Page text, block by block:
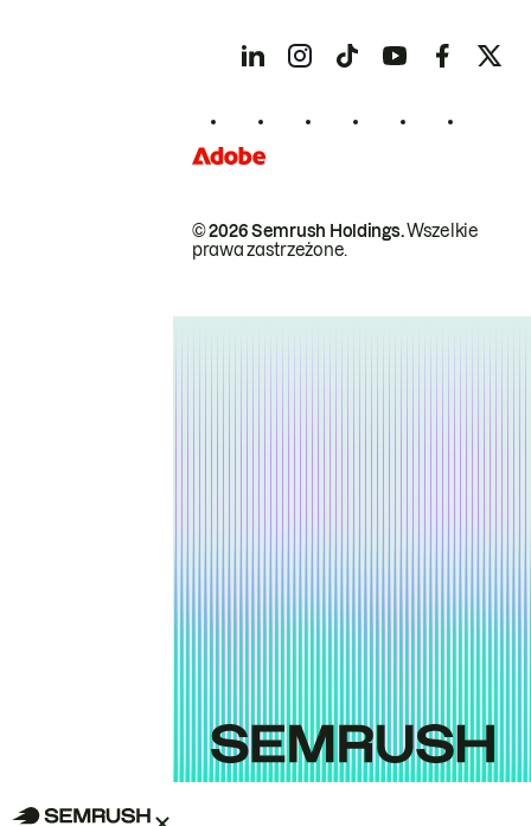
© 2026 Semrush Holdings.Wszelkie
prawa zastrzeżone.